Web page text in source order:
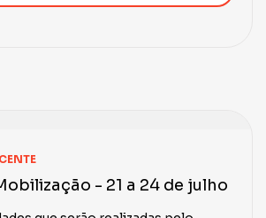
- 21 a 24 de julho